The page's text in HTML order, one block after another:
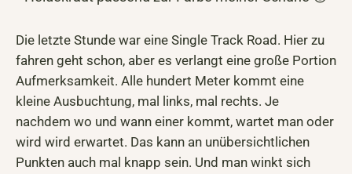
Die letzte Stunde war eine Single Track Road. Hier zu
fahren geht schon, aber es verlangt eine große Portion
Aufmerksamkeit. Alle hundert Meter kommt eine
kleine Ausbuchtung, mal links, mal rechts. Je
nachdem wo und wann einer kommt, wartet man oder
wird wird erwartet. Das kann an unübersichtlichen
Punkten auch mal knapp sein. Und man winkt sich